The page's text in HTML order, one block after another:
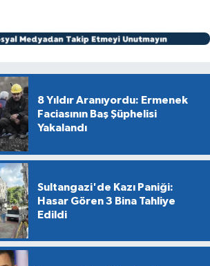
8 Yıldır Aranıyordu: Ermenek
Faciasının Baş Şüphelisi
Yakalandı
Sultangazi'de Kazı Paniği:
Hasar Gören 3 Bina Tahliye
Edildi